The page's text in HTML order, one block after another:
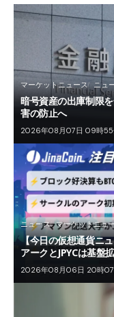
マーケットニュース ニュ
暗号資産の出庫制限
害の防止へ
2026年08月07日 09時55
ニュース マーケットニュ
【今日の仮想通貨ニ
アークとJPYCは基盤
2026年08月06日 20時